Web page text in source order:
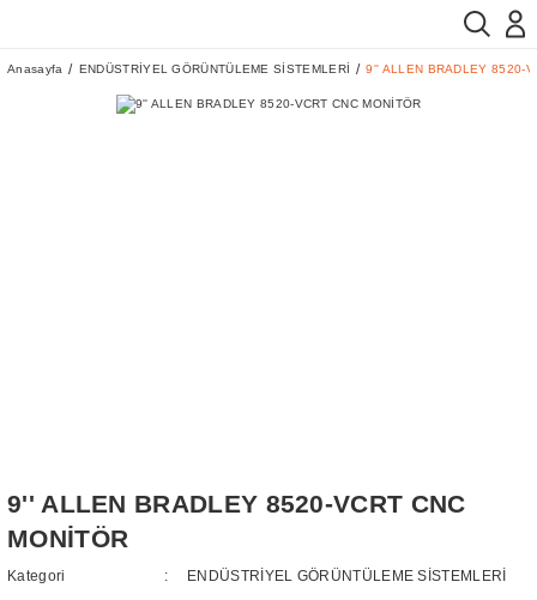
Anasayfa ENDÜSTRİYEL GÖRÜNTÜLEME SİSTEMLERİ 9'' ALLEN BRADLEY 8520-
9'' ALLEN BRADLEY 8520-VCRT CNC
MONİTÖR
Kategori ENDÜSTRİYEL GÖRÜNTÜLEME SİSTEMLERİ